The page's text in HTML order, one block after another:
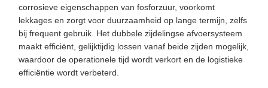
corrosieve eigenschappen van fosforzuur, voorkomt
lekkages en zorgt voor duurzaamheid op lange termijn, zelfs
bij frequent gebruik. Het dubbele zijdelingse afvoersysteem
maakt efficiënt, gelijktijdig lossen vanaf beide zijden mogelijk,
waardoor de operationele tijd wordt verkort en de logistieke
efficiëntie wordt verbeterd.